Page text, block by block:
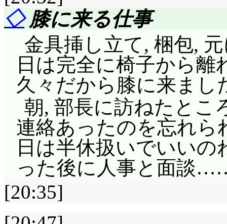
生まれていなかった
んでもこの間違いは
かったんですか? 一気
ました。これがなけ
みっくすJUICEと不
ゴムかい!!(^^;;; 打ち
「地球に優しいロケ
すぎてゴムが持たな
うとしない不緑に対
こまで来て何を得た
とを無くして目玉親
する花形。みっくす
がくれたものでしょ,
うんだけどな。躍進
ん。その科学は, 目標
っていたのは月から
ということですか。
ツになってる。一緒
より頭大きくなっち
湖? 高圧送電線とかあ
ね。花形の自宅は住
◇膝に来る仕事
金具挿し立て, 梱包,
日は完全に椅子から
久々だから膝に来まし
朝, 部長に訪ねたとこ
連絡あったのを忘れら
日は半休扱いでいい
った後に人事と面談
[20:35]